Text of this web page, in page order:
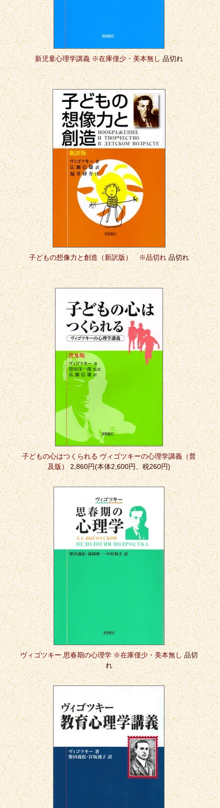
新児童心理学講義 ※在庫僅少・美本無し品切れ
子どもの想像力と創造（新訳版） ※品切れ品切れ
子どもの心はつくられる ヴィゴツキーの心理学講義（普
及版）2,860円(本体2,600円、税260円)
ヴィゴツキー 思春期の心理学 ※在庫僅少・美本無し品切
れ